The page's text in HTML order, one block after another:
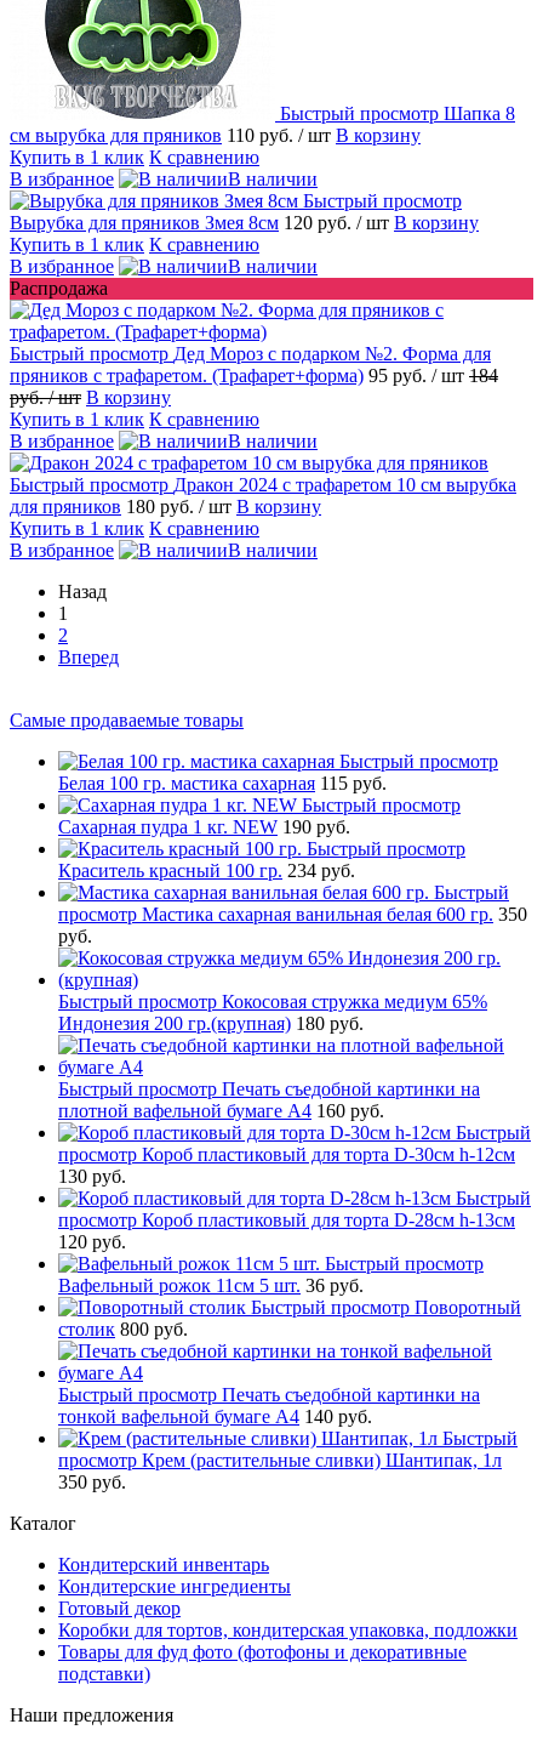
Быстрый просмотр Шапка 8
см вырубка для пряников 110 руб. / шт В корзину
Купить в 1 клик К сравнению
В избранное
В наличии
Быстрый просмотр
Вырубка для пряников Змея 8см 120 руб. / шт В корзину
Купить в 1 клик К сравнению
В избранное
В наличии
Распродажа
Быстрый просмотр Дед Мороз с подарком №2. Форма для
пряников с трафаретом. (Трафарет+форма) 95 руб. / шт 184
руб./ шт В корзину
Купить в 1 клик К сравнению
В избранное
В наличии
Быстрый просмотр Дракон 2024 с трафаретом 10 см вырубка
для пряников 180 руб. / шт В корзину
Купить в 1 клик К сравнению
В избранное
В наличии
Назад
1
2
Вперед
Самые продаваемые товары
Быстрый просмотр
Белая 100 гр. мастика сахарная 115 руб.
Быстрый просмотр
Сахарная пудра 1 кг. NEW 190 руб.
Быстрый просмотр
Краситель красный 100 гр. 234 руб.
Быстрый
просмотр Мастика сахарная ванильная белая 600 гр. 350
руб.
Быстрый просмотр Кокосовая стружка медиум 65%
Индонезия 200 гр.(крупная) 180 руб.
Быстрый просмотр Печать съедобной картинки на
плотной вафельной бумаге А4 160 руб.
Быстрый
просмотр Короб пластиковый для торта D-30см h-12см
130 руб.
Быстрый
просмотр Короб пластиковый для торта D-28см h-13см
120 руб.
Быстрый просмотр
Вафельный рожок 11см 5 шт. 36 руб.
Быстрый просмотр Поворотный
столик 800 руб.
Быстрый просмотр Печать съедобной картинки на
тонкой вафельной бумаге А4 140 руб.
Быстрый
просмотр Крем (растительные сливки) Шантипак, 1л
350 руб.
Каталог
Кондитерский инвентарь
Кондитерские ингредиенты
Готовый декор
Коробки для тортов, кондитерская упаковка, подложки
Товары для фуд фото (фотофоны и декоративные
подставки)
Наши предложения